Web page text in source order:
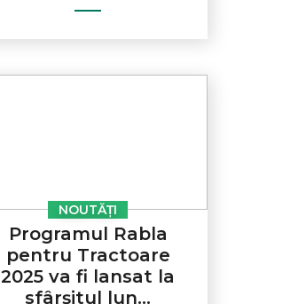
NOUTĂȚI
Programul Rabla
pentru Tractoare
2025 va fi lansat la
sfârșitul lun...